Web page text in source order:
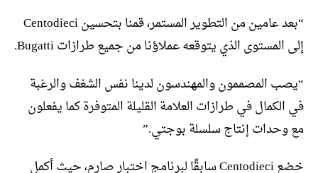
“بعد عامين من التطوير المستمر، قمنا بتحسين Centodieci
إلى المستوى الذي يتوقعه عملاؤنا من جميع طرازات Bugatti.
“يصب المصممون والمهندسون لدينا نفس الشغف والرغبة
في الكمال في طرازات العلامة القليلة المتوفرة كما يفعلون
مع وحدات إنتاج سلسلة بوجتي.”
خضع Centodieci سابقًا لبرنامج اختبار صارم، حيث أكمل